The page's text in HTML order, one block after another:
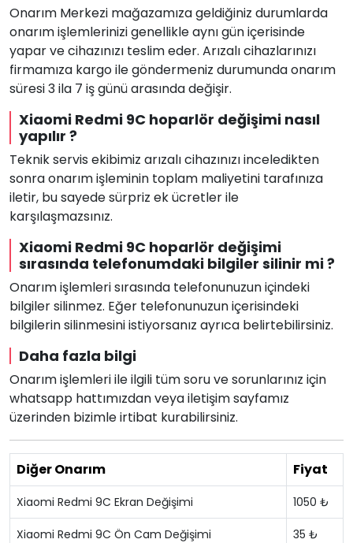
Onarım Merkezi mağazamıza geldiğiniz durumlarda
onarım işlemlerinizi genellikle aynı gün içerisinde
yapar ve cihazınızı teslim eder. Arızalı cihazlarınızı
firmamıza kargo ile göndermeniz durumunda onarım
süresi 3 ila 7 iş günü arasında değişir.
Xiaomi Redmi 9C hoparlör değişimi nasıl
yapılır ?
Teknik servis ekibimiz arızalı cihazınızı inceledikten
sonra onarım işleminin toplam maliyetini tarafınıza
iletir, bu sayede sürpriz ek ücretler ile
karşılaşmazsınız.
Xiaomi Redmi 9C hoparlör değişimi
sırasında telefonumdaki bilgiler silinir mi ?
Onarım işlemleri sırasında telefonunuzun içindeki
bilgiler silinmez. Eğer telefonunuzun içerisindeki
bilgilerin silinmesini istiyorsanız ayrıca belirtebilirsiniz.
Daha fazla bilgi
Onarım işlemleri ile ilgili tüm soru ve sorunlarınız için
whatsapp hattımızdan veya iletişim sayfamız
üzerinden bizimle irtibat kurabilirsiniz.
Diğer Onarım Fiyat
Xiaomi Redmi 9C Ekran Değişimi 1050 ₺
Xiaomi Redmi 9C Ön Cam Değişimi 35 ₺